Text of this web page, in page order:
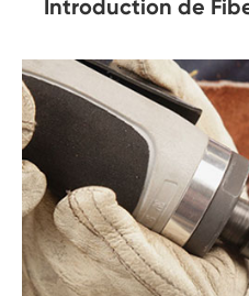
Introduction de